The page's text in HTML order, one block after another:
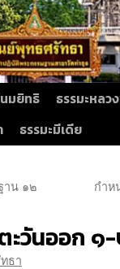
มยิทธิ
ธรรมะหลว
ธรรมะมีเดีย
าน ๑๒ กำห
ะวันออก
ธา